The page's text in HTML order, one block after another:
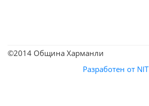
©2014 Община Харманли
Разработен от NIT